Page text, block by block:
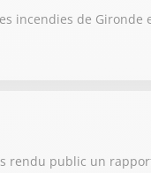
incendies de
rendu public un